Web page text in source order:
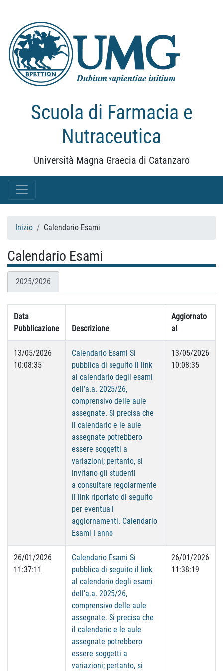
Scuola di Farmacia e
Nutraceutica
Università Magna Graecia di Catanzaro
Inizio Calendario Esami
Calendario Esami
2025/2026
Data
Pubblicazione
Descrizione
Aggiornato
al
13/05/2026
10:08:35
Calendario Esami Si
pubblica di seguito il link
al calendario degli esami
dell’a.a. 2025/26,
comprensivo delle aule
assegnate. Si precisa che
il calendario e le aule
assegnate potrebbero
essere soggetti a
variazioni; pertanto, si
invitano gli studenti
a consultare regolarmente
il link riportato di seguito
per eventuali
aggiornamenti. Calendario
Esami I anno
13/05/2026
10:08:35
26/01/2026
11:37:11
Calendario Esami Si
pubblica di seguito il link
al calendario degli esami
dell’a.a. 2025/26,
comprensivo delle aule
assegnate. Si precisa che
il calendario e le aule
assegnate potrebbero
essere soggetti a
variazioni; pertanto, si
26/01/2026
11:38:19